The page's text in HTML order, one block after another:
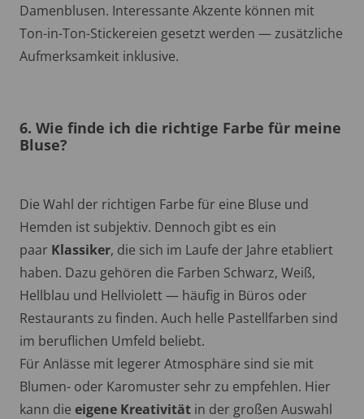
Damenblusen. Interessante Akzente können mit
Ton-in-Ton-Stickereien gesetzt werden — zusätzliche
Aufmerksamkeit inklusive.
6. Wie finde ich die richtige Farbe für meine
Bluse?
Die Wahl der richtigen Farbe für eine Bluse und
Hemden ist subjektiv. Dennoch gibt es ein
paar Klassiker, die sich im Laufe der Jahre etabliert
haben. Dazu gehören die Farben Schwarz, Weiß,
Hellblau und Hellviolett — häufig in Büros oder
Restaurants zu finden. Auch helle Pastellfarben sind
im beruflichen Umfeld beliebt.
Für Anlässe mit legerer Atmosphäre sind sie mit
Blumen- oder Karomuster sehr zu empfehlen. Hier
kann die eigene Kreativität in der großen Auswahl